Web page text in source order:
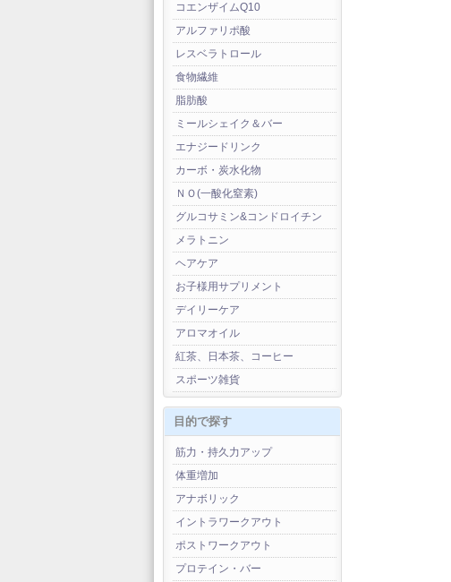
コエンザイムQ10
アルファリポ酸
レスベラトロール
食物繊維
脂肪酸
ミールシェイク＆バー
エナジードリンク
カーボ・炭水化物
ＮＯ(一酸化窒素)
グルコサミン&コンドロイチン
メラトニン
ヘアケア
お子様用サプリメント
デイリーケア
アロマオイル
紅茶、日本茶、コーヒー
スポーツ雑貨
目的で探す
筋力・持久力アップ
体重増加
アナボリック
イントラワークアウト
ポストワークアウト
プロテイン・バー